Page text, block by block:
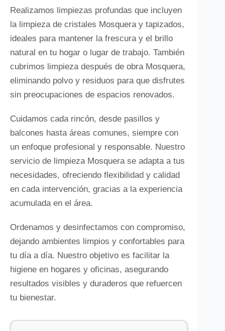
Realizamos limpiezas profundas que incluyen
la limpieza de cristales Mosquera y tapizados,
ideales para mantener la frescura y el brillo
natural en tu hogar o lugar de trabajo. También
cubrimos limpieza después de obra Mosquera,
eliminando polvo y residuos para que disfrutes
sin preocupaciones de espacios renovados.
Cuidamos cada rincón, desde pasillos y
balcones hasta áreas comunes, siempre con
un enfoque profesional y responsable. Nuestro
servicio de limpieza Mosquera se adapta a tus
necesidades, ofreciendo flexibilidad y calidad
en cada intervención, gracias a la experiencia
acumulada en el área.
Ordenamos y desinfectamos con compromiso,
dejando ambientes limpios y confortables para
tu día a día. Nuestro objetivo es facilitar la
higiene en hogares y oficinas, asegurando
resultados visibles y duraderos que refuercen
tu bienestar.